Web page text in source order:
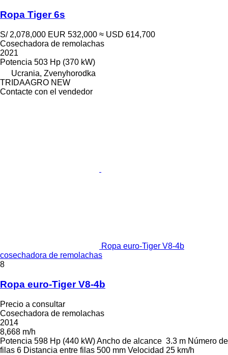
Ropa Tiger 6s
S/ 2,078,000 EUR 532,000 ≈ USD 614,700
Cosechadora de remolachas
2021
Potencia 503 Hp (370 kW)
Ucrania, Zvenyhorodka
TRIDAAGRO NEW
Contacte con el vendedor
Ropa euro-Tiger V8-4b
cosechadora de remolachas
8
Ropa euro-Tiger V8-4b
Precio a consultar
Cosechadora de remolachas
2014
8,668 m/h
Potencia 598 Hp (440 kW)Ancho de alcance 3.3 m Número de
filas 6 Distancia entre filas 500 mm Velocidad 25 km/h